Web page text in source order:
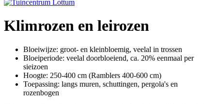
Klimrozen en leirozen
Bloeiwijze: groot- en kleinbloemig, veelal in trossen
Bloeiperiode: veelal doorbloeiend, ca. 20% eenmaal per
sieizoen
Hoogte: 250-400 cm (Ramblers 400-600 cm)
Toepassing: langs muren, schuttingen, pergola's en
rozenbogen